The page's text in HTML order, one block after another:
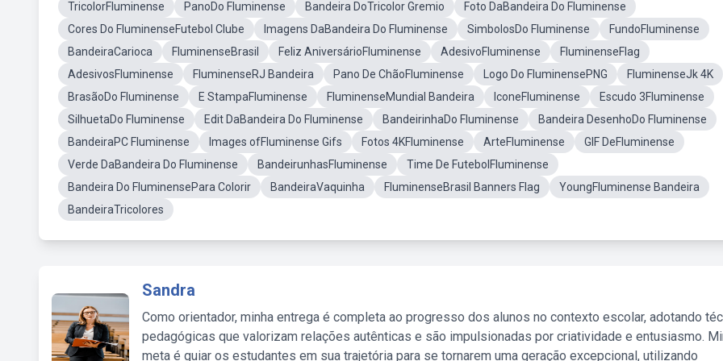
TricolorFluminense
PanoDo Fluminense Bandeira DoTricolor Gremio
Foto DaBandeira Do Fluminense
Cores Do FluminenseFutebol Clube
Imagens DaBandeira Do Fluminense SimbolosDo Fluminense
FundoFluminense
BandeiraCarioca
FluminenseBrasil Feliz AniversárioFluminense AdesivoFluminense
FluminenseFlag
AdesivosFluminense
FluminenseRJ Bandeira Pano De ChãoFluminense Logo Do FluminensePNG
FluminenseJk 4K
BrasãoDo Fluminense
E StampaFluminense FluminenseMundial Bandeira IconeFluminense
Escudo 3Fluminense
SilhuetaDo Fluminense
Edit DaBandeira Do Fluminense BandeirinhaDo Fluminense
Bandeira DesenhoDo Fluminense
BandeiraPC Fluminense
Images ofFluminense Gifs Fotos 4KFluminense ArteFluminense
GIF DeFluminense
Verde DaBandeira Do Fluminense
BandeirunhasFluminense
Time De FutebolFluminense
Bandeira Do FluminensePara Colorir
BandeiraVaquinha FluminenseBrasil Banners Flag
YoungFluminense Bandeira
BandeiraTricolores
Sandra
Como orientador, minha entrega é completa ao progresso dos alunos no contexto escolar, adotando
pedagógicas que valorizam relações autênticas e são impulsionadas por criatividade e entusiasmo.
meta é guiar os estudantes em sua trajetória para se tornarem uma geração excepcional, utilizando